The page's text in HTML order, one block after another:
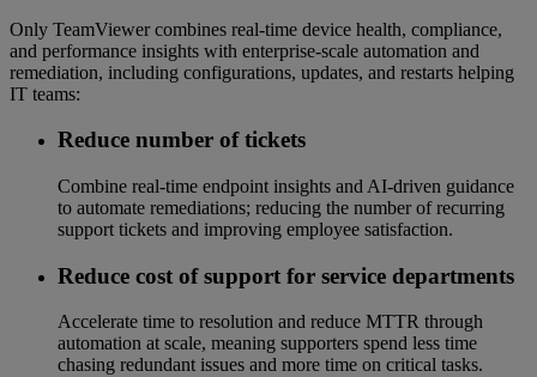
Only TeamViewer combines real‑time device health, compliance,
and performance insights with enterprise‑scale automation and
remediation, including configurations, updates, and restarts helping
IT teams:
Reduce number of tickets
Combine real‑time endpoint insights and AI‑driven guidance
to automate remediations; reducing the number of recurring
support tickets and improving employee satisfaction.
Reduce cost of support for service departments
Accelerate time to resolution and reduce MTTR through
automation at scale, meaning supporters spend less time
chasing redundant issues and more time on critical tasks.